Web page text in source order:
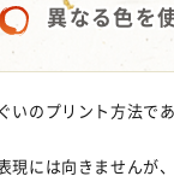
異なる色を
いのプリント方法で
現には向きませんが